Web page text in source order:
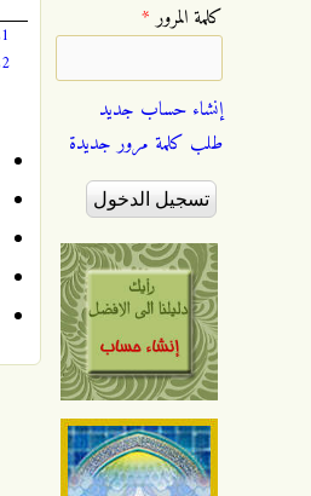
1.
2.
‏كلمة المرور ‏*
إنشاء حساب جديد
طلب كلمة مرور جديدة